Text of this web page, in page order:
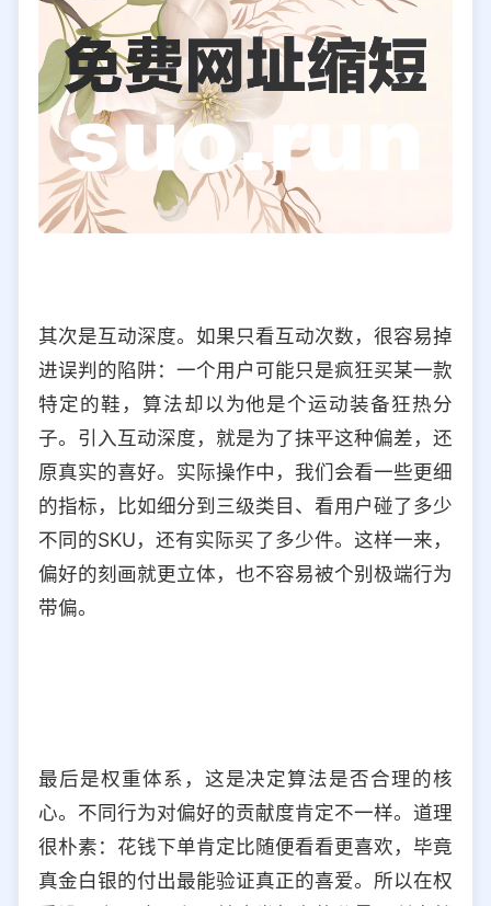
其次是互动深度。如果只看互动次数，很容易掉
进误判的陷阱：一个用户可能只是疯狂买某一款
特定的鞋，算法却以为他是个运动装备狂热分
子。引入互动深度，就是为了抹平这种偏差，还
原真实的喜好。实际操作中，我们会看一些更细
的指标，比如细分到三级类目、看用户碰了多少
不同的SKU，还有实际买了多少件。这样一来，
偏好的刻画就更立体，也不容易被个别极端行为
带偏。
最后是权重体系，这是决定算法是否合理的核
心。不同行为对偏好的贡献度肯定不一样。道理
很朴素：花钱下单肯定比随便看看更喜欢，毕竟
真金白银的付出最能验证真正的喜爱。所以在权